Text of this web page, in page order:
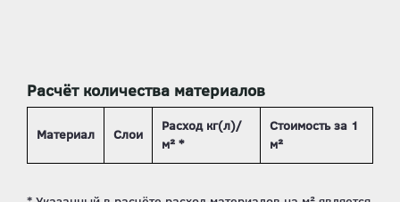
Расчёт количества материалов
Материал Слои
Расход кг(л)/
м² *
Стоимость за 1
м²